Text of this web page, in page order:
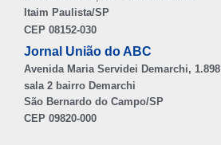
Itaim Paulista/SP
CEP 08152-030
Jornal União do ABC
Avenida Maria Servidei Demarchi, 1.898
sala 2 bairro Demarchi
São Bernardo do Campo/SP
CEP 09820-000